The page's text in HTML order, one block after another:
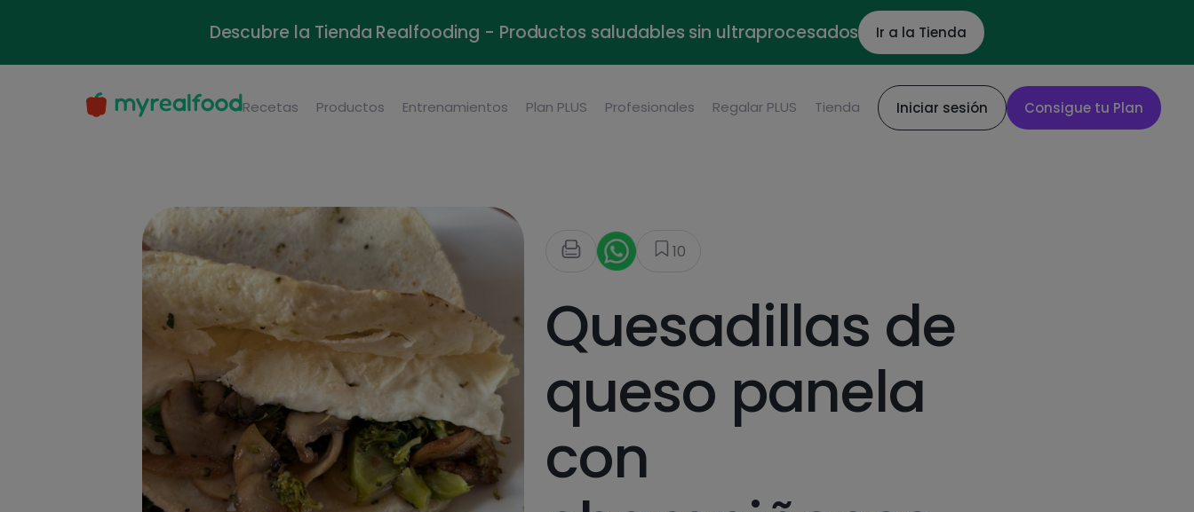
Descubre la Tienda Realfooding - Productos saludables sin ultraprocesados Ir a la Tienda
Recetas Productos Entrenamientos Plan PLUS Profesionales Regalar PLUS Tienda Iniciar sesión Consigue tu Plan
10
Quesadillas de
queso panela
con